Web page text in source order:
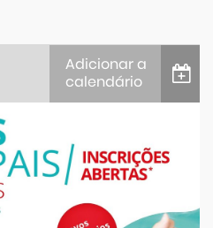
Adicionar a
calendário
Google Calendar
Outlook
Outlook Online